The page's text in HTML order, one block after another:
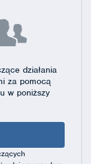
działania
za pomocą
w poniższy